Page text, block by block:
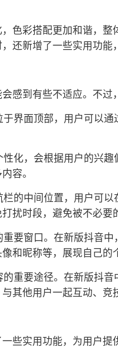
色彩搭配更加和谐，
还新增了一些实用功
感到有些不适应。不
界面顶部，用户可以
化，会根据用户的兴
容。
的中间位置，用户可
扰时段，避免被不必要
要窗口。在新版抖音
和昵称等，展现自己的
重要途径。在新版抖
其他用户一起互动、竞
些实用功能，为用户提